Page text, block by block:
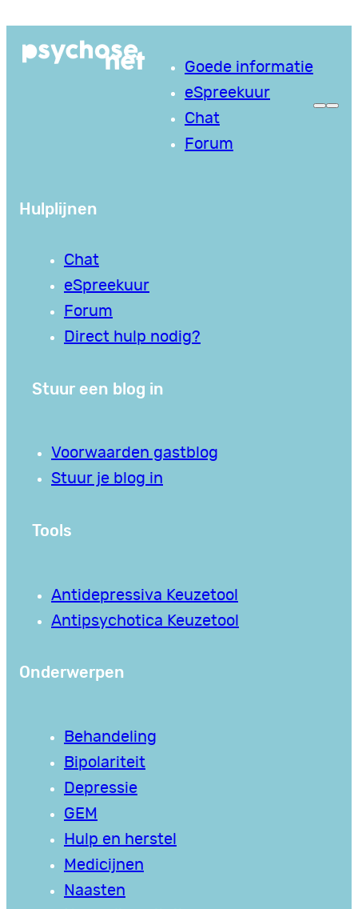
naar
Goede informatie
eSpreekuur
Chat
Forum
Hulplijnen
Chat
eSpreekuur
Forum
Direct hulp nodig?
Stuur een blog in
Voorwaarden gastblog
Stuur je blog in
Tools
Antidepressiva Keuzetool
Antipsychotica Keuzetool
Onderwerpen
Behandeling
Bipolariteit
Depressie
GEM
Hulp en herstel
Medicijnen
Naasten